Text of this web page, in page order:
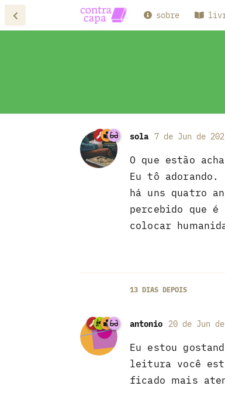
sobre
sola 7 de Jun de
O que estão
Eu tô
há uns quatro
percebido que
colocar
13 DIAS DEPOIS
antonio 20 de Jun
Eu estou
leitura você
ficado mais